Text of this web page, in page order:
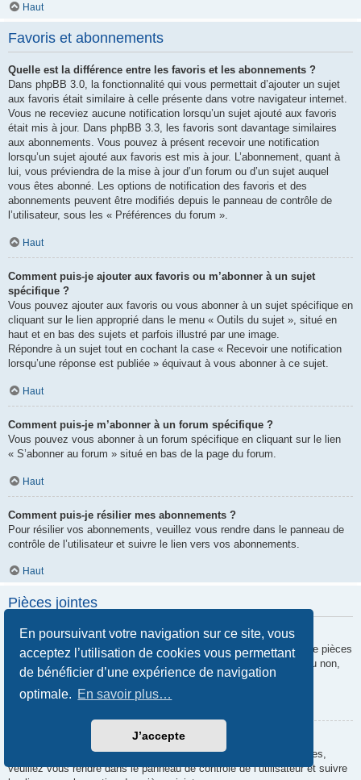
En poursuivant votre navigation sur ce site, vous
acceptez l’utilisation de cookies vous permettant
de bénéficier d’une expérience de navigation
optimale. En savoir plus…
J’accepte
Haut
Favoris et abonnements
Quelle est la différence entre les favoris et les abonnements ?
Dans phpBB 3.0, la fonctionnalité qui vous permettait d’ajouter un sujet
aux favoris était similaire à celle présente dans votre navigateur internet.
Vous ne receviez aucune notification lorsqu’un sujet ajouté aux favoris
était mis à jour. Dans phpBB 3.3, les favoris sont davantage similaires
aux abonnements. Vous pouvez à présent recevoir une notification
lorsqu’un sujet ajouté aux favoris est mis à jour. L’abonnement, quant à
lui, vous préviendra de la mise à jour d’un forum ou d’un sujet auquel
vous êtes abonné. Les options de notification des favoris et des
abonnements peuvent être modifiés depuis le panneau de contrôle de
l’utilisateur, sous les « Préférences du forum ».
Haut
Comment puis-je ajouter aux favoris ou m’abonner à un sujet
spécifique ?
Vous pouvez ajouter aux favoris ou vous abonner à un sujet spécifique en
cliquant sur le lien approprié dans le menu « Outils du sujet », situé en
haut et en bas des sujets et parfois illustré par une image.
Répondre à un sujet tout en cochant la case « Recevoir une notification
lorsqu’une réponse est publiée » équivaut à vous abonner à ce sujet.
Haut
Comment puis-je m’abonner à un forum spécifique ?
Vous pouvez vous abonner à un forum spécifique en cliquant sur le lien
« S’abonner au forum » situé en bas de la page du forum.
Haut
Comment puis-je résilier mes abonnements ?
Pour résilier vos abonnements, veuillez vous rendre dans le panneau de
contrôle de l’utilisateur et suivre le lien vers vos abonnements.
Haut
Pièces jointes
Quelles pièces jointes sont autorisées sur ce forum ?
Chaque administrateur peut autoriser ou interdire certains types de pièces
jointes. Si vous n’êtes pas certain de savoir ce qui est autorisé ou non,
nous vous invitons à contacter un administrateur du forum.
Comment puis-je retrouver toutes mes pièces jointes ?
Pour retrouver la liste des pièces jointes que vous avez transférées,
veuillez vous rendre dans le panneau de contrôle de l’utilisateur et suivre